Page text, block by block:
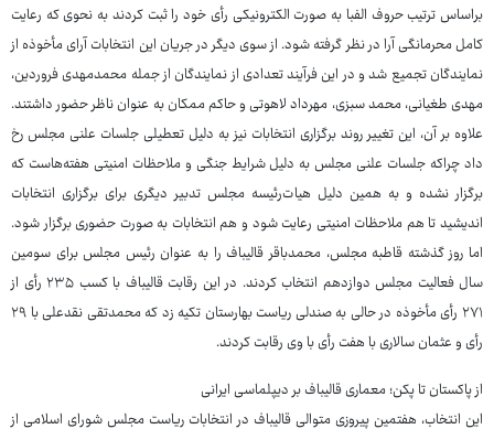
براساس ترتیب حروف الفبا به صورت الکترونیکی رأی خود را ثبت کردند به نحوی که رعایت
کامل محرمانگی آرا در نظر گرفته شود. از سوی دیگر در جریان این انتخابات آرای مأخوذه از
نمایندگان تجمیع شد و در این فرآیند تعدادی از نمایندگان از جمله محمدمهدی فروردین،
مهدی طغیانی، محمد سبزی، مهرداد لاهوتی و حاکم ممکان به عنوان ناظر حضور داشتند.
علاوه بر آن، این تغییر روند برگزاری انتخابات نیز به دلیل تعطیلی جلسات علنی مجلس رخ
داد چراکه جلسات علنی مجلس به دلیل شرایط جنگی و ملاحظات امنیتی هفته‌هاست که
برگزار نشده و به همین دلیل هیات‌رئیسه مجلس تدبیر دیگری برای برگزاری انتخابات
اندیشید تا هم ملاحظات امنیتی رعایت شود و هم انتخابات به صورت حضوری برگزار شود.
اما روز گذشته قاطبه مجلس، محمدباقر قالیباف را به عنوان رئیس مجلس برای سومین
سال فعالیت مجلس دوازدهم انتخاب کردند. در این رقابت قالیباف با کسب ۲۳۵ رأی از
۲۷۱ رأی مأخوذه در حالی به صندلی ریاست بهارستان تکیه زد که محمدتقی نقدعلی با ۲۹
رأی و عثمان سالاری با هفت رأی با وی رقابت کردند.
از پاکستان تا پکن؛ معماری قالیباف بر دیپلماسی ایرانی
این انتخاب، هفتمین پیروزی متوالی قالیباف در انتخابات ریاست مجلس شورای اسلامی از